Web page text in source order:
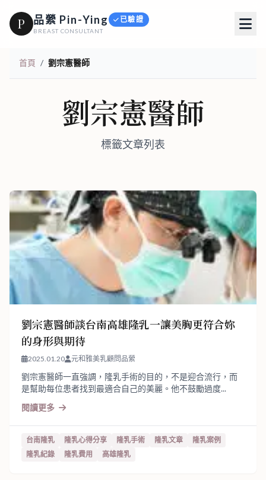
P 品縈 Pin-Ying 已驗證
BREAST CONSULTANT
首頁 / 劉宗憲醫師
劉宗憲醫師
標籤文章列表
劉宗憲醫師談台南高雄隆乳一讓美胸更符合妳
的身形與期待
2025.01.20 元和雅美乳顧問品縈
劉宗憲醫師一直強調，隆乳手術的目的，不是迎合流行，而
是幫助每位患者找到最適合自己的美麗。他不鼓勵過度...
閱讀更多
台南隆乳 隆乳心得分享 隆乳手術 隆乳文章
隆乳案例
隆乳紀錄
隆乳費用 高雄隆乳